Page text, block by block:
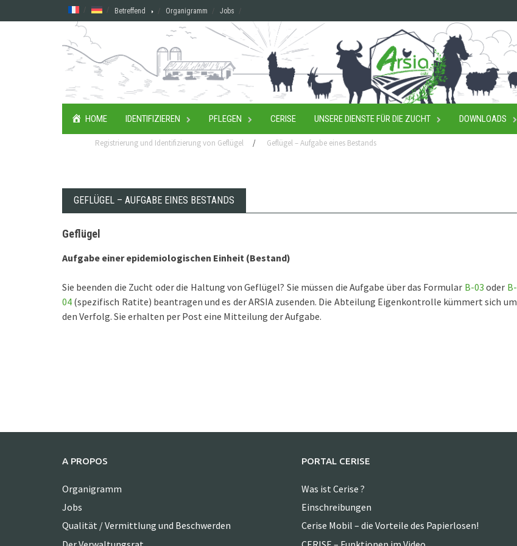
to
Betreffend Organigramm Jobs
HOME IDENTIFIZIEREN PFLEGEN CERISE UNSERE DIENSTE FÜR DIE ZUCHT DOWNLOADS
Registrierung und Identifizierung von Geflügel / Geflügel – Aufgabe eines Bestands
GEFLÜGEL – AUFGABE EINES BESTANDS
Geflügel
Aufgabe einer epidemiologischen Einheit (Bestand)
Sie beenden die Zucht oder die Haltung von Geflügel? Sie müssen die Aufgabe über das Formular B-03 oder B-
04 (spezifisch Ratite) beantragen und es der ARSIA zusenden. Die Abteilung Eigenkontrolle kümmert sich um
den Verfolg. Sie erhalten per Post eine Mitteilung der Aufgabe.
A PROPOS
Organigramm
Jobs
Qualität / Vermittlung und Beschwerden
PORTAL CERISE
Was ist Cerise ?
Einschreibungen
Cerise Mobil – die Vorteile des Papierlosen!